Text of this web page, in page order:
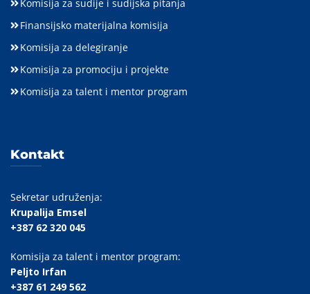
Komisija za sudije i sudijska pitanja
Finansijsko materijalna komisija
Komisija za delegiranje
Komisija za promociju i projekte
Komisija za talent i mentor program
Kontakt
Sekretar udruženja:
Krupalija Emsel
+387 62 320 045
Komisija za talent i mentor program:
Peljto Irfan
+387 61 249 562